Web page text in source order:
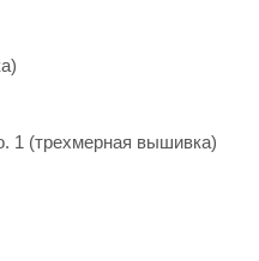
1 (трехмерная вышивка)